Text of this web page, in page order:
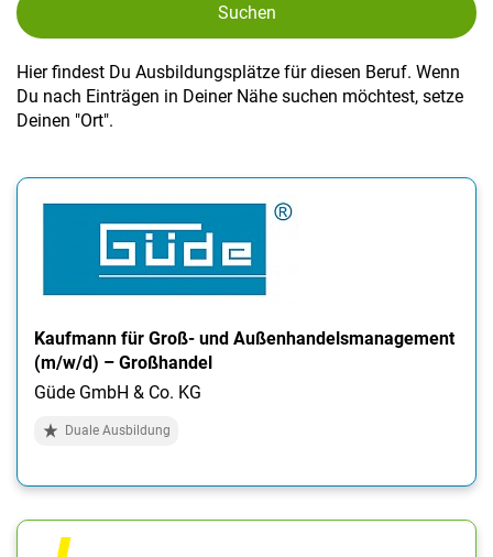
Suchen
Hier findest Du Ausbildungsplätze für diesen Beruf. Wenn
Du nach Einträgen in Deiner Nähe suchen möchtest, setze
Deinen "Ort".
Kaufmann für Groß- und Außenhandelsmanagement
(m/w/d) – Großhandel
Güde GmbH & Co. KG
Duale Ausbildung